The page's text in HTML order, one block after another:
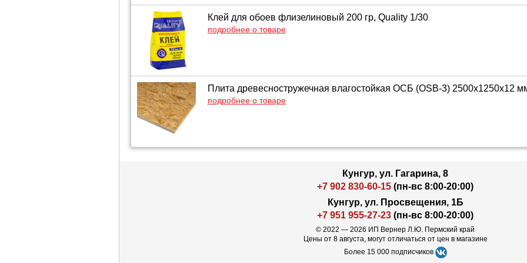
Клей для обоев флизелиновый 200 гр, Quality 1/30
подробнее о товаре
Плита древесностружечная влагостойкая ОСБ (OSB-3) 2500x1250x12
подробнее о товаре
Кунгур, ул. Гагарина, 8
+7 902 830-60-15 (пн-вс 8:00-20:00)
Кунгур, ул. Просвещения, 1Б
+7 951 955-27-23 (пн-вс 8:00-20:00)
© 2022 — 2026 ИП Вернер Л.Ю. Пермский край
Цены от 8 августа, могут отличаться от цен в магазине
Более 15 000 подписчиков